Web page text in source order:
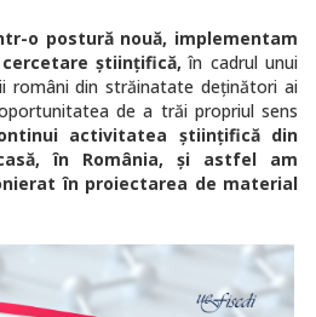
o postură nouă, implementam
științifică, în cadrul unui
români din străinatate deținători ai
de a trăi propriul sens
activitatea științifică din
în România, și astfel am
în proiectarea de material